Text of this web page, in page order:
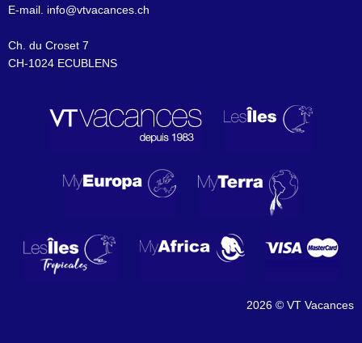
E-mail. info@vtvacances.ch
Ch. du Croset 7
CH-1024 ECUBLENS
2026 © VT Vacances